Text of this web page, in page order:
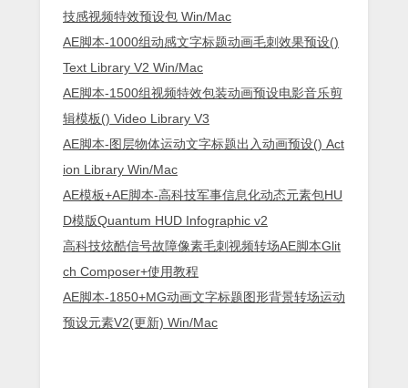
技感视频特效预设包 Win/Mac
AE脚本-1000组动感文字标题动画毛刺效果预设()
Text Library V2 Win/Mac
AE脚本-1500组视频特效包装动画预设电影音乐剪
辑模板() Video Library V3
AE脚本-图层物体运动文字标题出入动画预设() Act
ion Library Win/Mac
AE模板+AE脚本-高科技军事信息化动态元素包HU
D模版Quantum HUD Infographic v2
高科技炫酷信号故障像素毛刺视频转场AE脚本Glit
ch Composer+使用教程
AE脚本-1850+MG动画文字标题图形背景转场运动
预设元素V2(更新) Win/Mac